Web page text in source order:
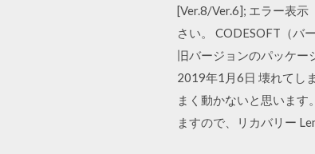
[Ver.8/Ver.6]; エラー表
さい。 CODESOFT（バ
旧バージョンのパッケー
2019年1月6日 壊れてし
まく動かないと思いま
ますので、リカバリー